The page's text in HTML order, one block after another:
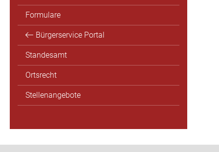
Formulare
Bürgerservice Portal
Standesamt
Ortsrecht
Stellenangebote